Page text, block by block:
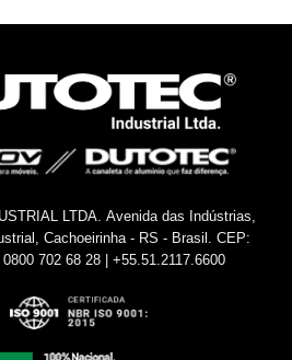
LTDA. Avenida das Indústrias,
Cachoeirinha - RS - Brasil.
CEP:
0800 702 68 28 | +55.51.2117.6600